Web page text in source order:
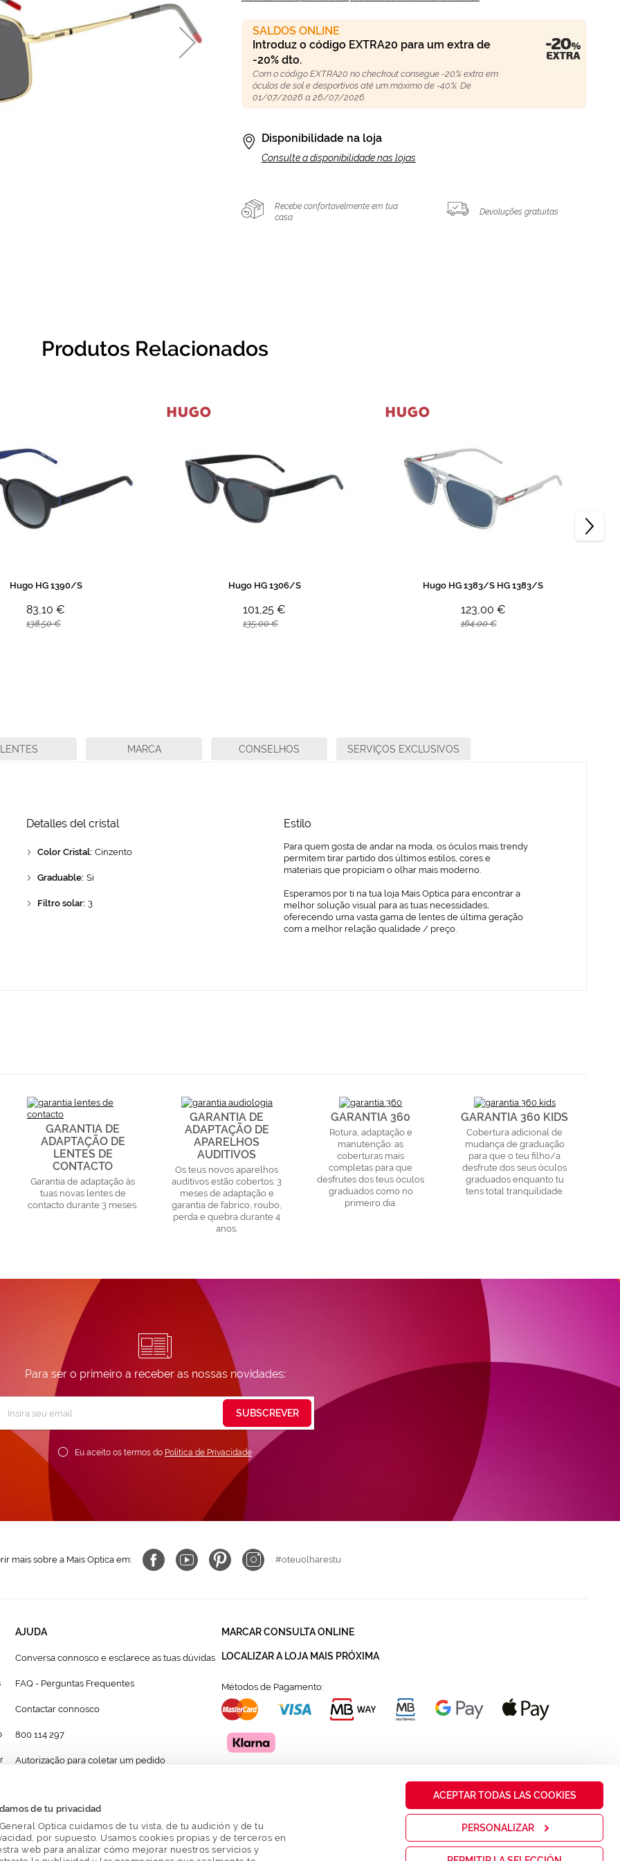
de tu privacidad
Optica cuidamos de tu vista, de tu audición y de tu
por supuesto. Usamos cookies propias y de terceros en
web para analizar cómo mejorar nuestros servicios y
ACEPTAR TODAS LAS COOKIES
PERSONALIZAR
SALDOS ONLINE
Introduz o código EXTRA20 para um extra de
-20% dto.
Com o código EXTRA20 no checkout consegue -20% extra em
óculos de sol e desportivos até um máximo de -40%. De
01/07/2026 a 26/07/2026.
Disponibilidade na loja
Consulte a disponibilidade nas lojas
Recebe confortavelmente em tua
casa
Devoluções gratuitas
Produtos Relacionados
Hugo HG 1390/S
83,10 €
138,50 €
Hugo HG 1306/S
101,25 €
135,00 €
Hugo HG 1383/S HG 1383/S
123,00 €
164,00 €
Detalles del cristal
Color Cristal: Cinzento
Graduable: Si
Filtro solar: 3
Estilo
Para quem gosta de andar na moda, os óculos mais trendy
permitem tirar partido dos últimos estilos, cores e
materiais que propiciam o olhar mais moderno.
Esperamos por ti na tua loja Mais Optica para encontrar a
melhor solução visual para as tuas necessidades,
oferecendo uma vasta gama de lentes de última geração
com a melhor relação qualidade / preço.
LENTES MARCA CONSELHOS SERVIÇOS EXCLUSIVOS
GARANTIA DE
ADAPTAÇÃO DE
LENTES DE
CONTACTO
Garantia de adaptação às
tuas novas lentes de
contacto durante 3 meses.
GARANTIA DE
ADAPTAÇÃO DE
APARELHOS
AUDITIVOS
Os teus novos aparelhos
auditivos estão cobertos: 3
meses de adaptação e
garantia de fabrico, roubo,
perda e quebra durante 4
anos.
GARANTIA 360
Rotura, adaptação e
manutenção: as
coberturas mais
completas para que
desfrutes dos teus óculos
graduados como no
primeiro dia.
GARANTIA 360 KIDS
Cobertura adicional de
mudança de graduação
para que o teu filho/a
desfrute dos seus óculos
graduados enquanto tu
tens total tranquilidade.
Para ser o primeiro a receber as nossas novidades:
Newsletter:
Eu aceito os termos do Política de Privacidade
SUBSCREVER
mais sobre a Mais Optica em: #oteuolharestu
AJUDA
Conversa connosco e esclarece as tuas dúvidas
FAQ - Perguntas Frequentes
Contactar connosco
800 114 297
Autorização para coletar um pedido
MARCAR CONSULTA ONLINE
LOCALIZAR A LOJA MAIS PRÓXIMA
Métodos de Pagamento: